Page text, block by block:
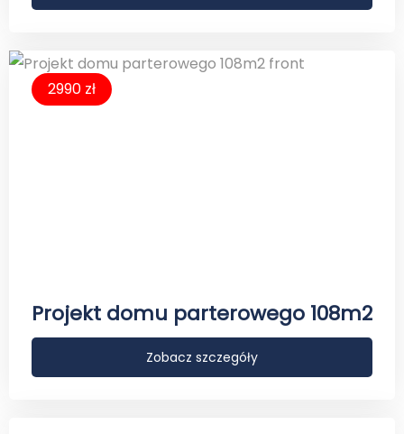
2990 zł
Projekt domu parterowego 108m2
Zobacz szczegóły